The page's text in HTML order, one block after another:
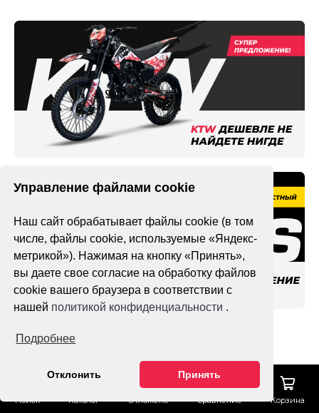
Управление файлами cookie
Наш сайт обрабатывает файлы cookie (в том
числе, файлы cookie, используемые «Яндекс-
метрикой»). Нажимая на кнопку «Принять»,
вы даете свое согласие на обработку файлов
cookie вашего браузера в соответствии с
нашей политикой конфиденциальности .
Подробнее
Отклонить Принять
Поиск Каталог Отложено Сравнение Корзина
Один из крупнейших в России
маркетплейсов по продаже